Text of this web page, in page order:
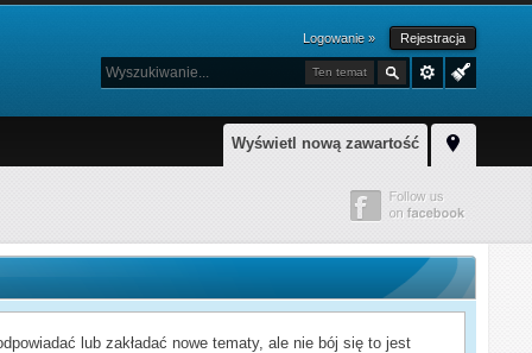
Logowanie » Rejestracja
Ten temat
Wyświetl nową zawartość
lub zakładać nowe tematy, ale nie bój się to jest